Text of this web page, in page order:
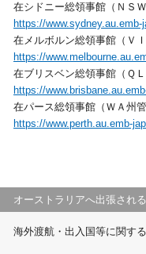
在シドニー総領事館（ＮＳ
https://
在メルボルン総領事館（Ｖ
https://
在ブリスベン総領事館（ＱＬ
https://
在パース総領事館（ＷＡ州管
https://www.perth.au.emb-
オーストラリアへ出張され
海外渡航・出入国等に関す